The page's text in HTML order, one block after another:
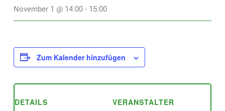
November 1 @ 14:00 - 15:00
Zum Kalender hinzufügen
DETAILS
VERANSTALTER